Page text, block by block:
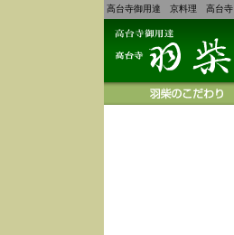
高台寺御用達 京料理 高台寺